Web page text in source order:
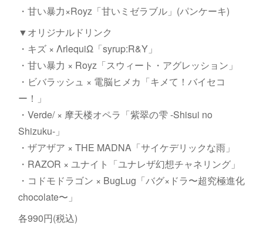
・甘い暴力×Royz「甘いミゼラブル」(パンケーキ)
▼オリジナルドリンク
・キズ × ΛrlequiΩ「syrup:R&Y」
・甘い暴力 × Royz「スウィート・アグレッション」
・ビバラッシュ × 電脳ヒメカ「キメて！バイセコ
ー！」
・Verde/ × 摩天楼オペラ「紫翠の雫 -Shisui no
Shizuku-」
・ザアザア × THE MADNA「サイケデリックな雨」
・RAZOR × ユナイト「ユナレザ幻想チャネリング」
・コドモドラゴン × BugLug「バグ×ドラ〜超究極進化
chocolate〜」
各990円(税込)